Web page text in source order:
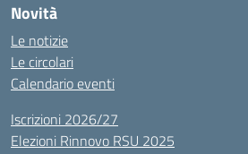
Novità
Le notizie
Le circolari
Calendario eventi
Iscrizioni 2026/27
Elezioni Rinnovo RSU 2025